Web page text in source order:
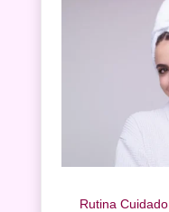
Rutina Cuidado